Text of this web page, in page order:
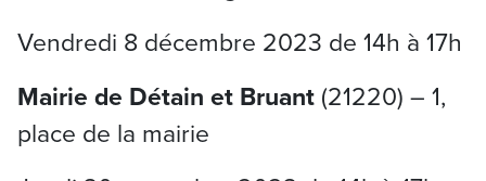
Vendredi 8 décembre 2023 de 14h à 17h
Mairie de Détain et Bruant (21220) – 1,
place de la mairie